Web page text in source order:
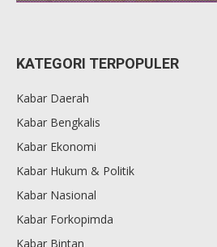
KATEGORI TERPOPULER
Kabar Daerah
Kabar Bengkalis
Kabar Ekonomi
Kabar Hukum & Politik
Kabar Nasional
Kabar Forkopimda
Kabar Bintan